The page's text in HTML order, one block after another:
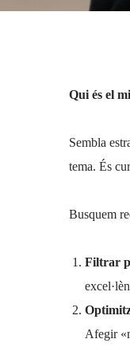
Qui és el
Sembla
tema. És
Busquem
Filtrar
Afegir